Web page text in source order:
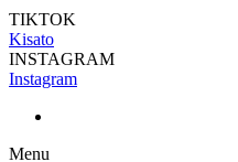
TIKTOK
Kisato
INSTAGRAM
Instagram
Menu